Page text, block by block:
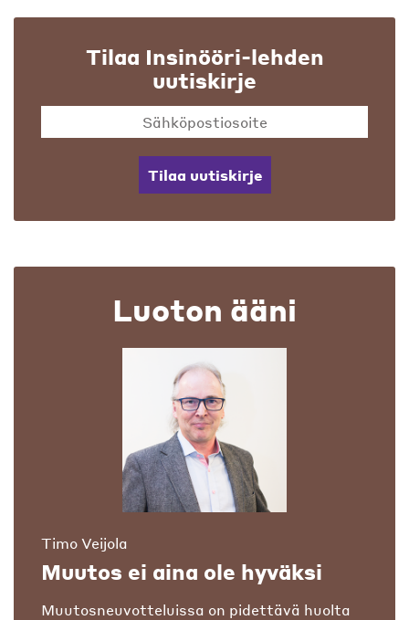
Tilaa Insinööri-lehden
uutiskirje
Tilaa uutiskirje
Luoton ääni
Timo Veijola
Muutos ei aina ole hyväksi
Muutosneuvotteluissa on pidettävä huolta